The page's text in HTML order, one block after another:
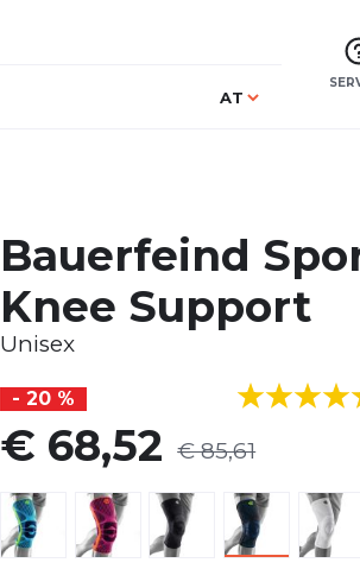
Sprache
AT
Bauerfeind
Knee Support
Unisex
- 20 %
€ 68,52 € 85,61